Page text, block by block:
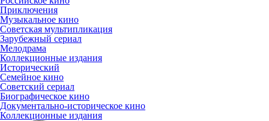
Приключения
Музыкальное кино
Советская мультипликация
Зарубежный сериал
Мелодрама
Коллекционные издания
Исторический
Семейное кино
Советский сериал
Биографическое кино
Документально-историческое кино
Коллекционные издания